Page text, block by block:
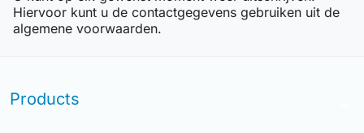
Hiervoor kunt u de contactgegevens gebruiken uit de
algemene voorwaarden.
Products